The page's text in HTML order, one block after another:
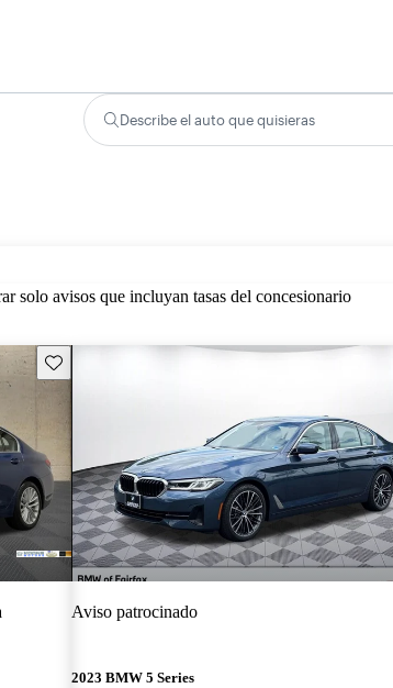
Describe el auto que quisieras
solo avisos que incluyan tasas del concesionario
Guarda este Aviso
Aviso patrocinado
2023 BMW 5 Series